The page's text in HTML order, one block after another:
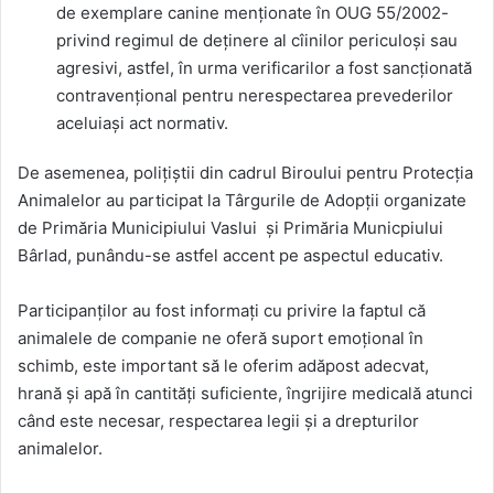
de exemplare canine menționate în OUG 55/2002-
privind regimul de deținere al cîinilor periculoși sau
agresivi, astfel, în urma verificarilor a fost sancționată
contravențional pentru nerespectarea prevederilor
aceluiași act normativ.
De asemenea, polițiștii din cadrul Biroului pentru Protecția
Animalelor au participat la Târgurile de Adopții organizate
de Primăria Municipiului Vaslui și Primăria Municpiului
Bârlad, punându-se astfel accent pe aspectul educativ.
Participanților au fost informați cu privire la faptul că
animalele de companie ne oferă suport emoțional în
schimb, este important să le oferim adăpost adecvat,
hrană și apă în cantități suficiente, îngrijire medicală atunci
când este necesar, respectarea legii și a drepturilor
animalelor.